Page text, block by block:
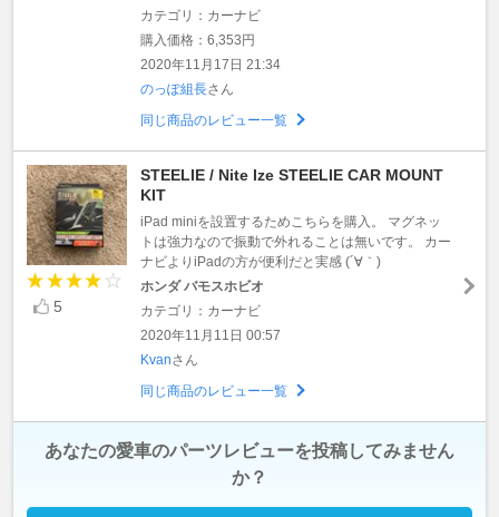
カテゴリ：カーナビ
購入価格：6,353円
2020年11月17日 21:34
のっぽ組長さん
同じ商品のレビュー一覧
5
STEELIE / Nite Ize STEELIE CAR MOUNT
KIT
iPad miniを設置するためこちらを購入。 マグネッ
トは強力なので振動で外れることは無いです。 カー
ナビよりiPadの方が便利だと実感 (´∀｀)
ホンダ バモスホビオ
カテゴリ：カーナビ
2020年11月11日 00:57
Kvanさん
同じ商品のレビュー一覧
あなたの愛車のパーツレビューを投稿してみません
か？